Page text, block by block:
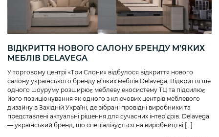
ВІДКРИТТЯ НОВОГО САЛОНУ БРЕНДУ М’ЯКИХ
МЕБЛІВ DELAVEGA
У торговому центрі «Три Слони» відбулося відкриття нового
салону українського бренду м’яких меблів Delavega. Відкриття ще
одного шоуруму розширює меблеву екосистему ТЦ та підсилює
його позиціонування як одного з ключових центрів меблевого
дизайну в Західній Україні, де зібрані провідні виробники та
представлені актуальні рішення для сучасних інтер’єрів. Delavega
— український бренд, що спеціалізується на виробництві […]